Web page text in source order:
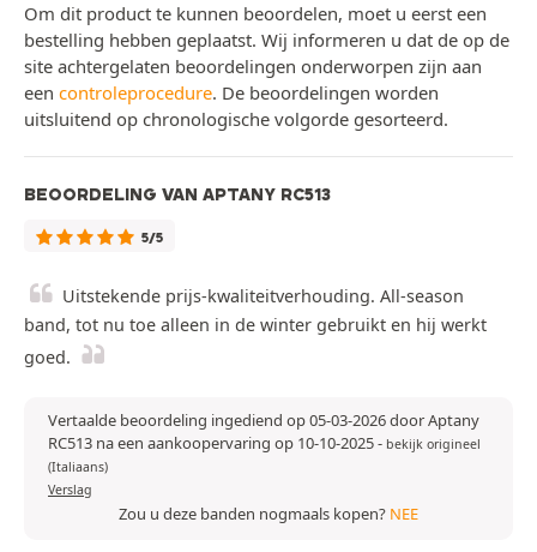
Om dit product te kunnen beoordelen, moet u eerst een
bestelling hebben geplaatst. Wij informeren u dat de op de
site achtergelaten beoordelingen onderworpen zijn aan
een controleprocedure. De beoordelingen worden
uitsluitend op chronologische volgorde gesorteerd.
BEOORDELING VAN APTANY RC513
5/5
Uitstekende prijs-kwaliteitverhouding. All-season
band, tot nu toe alleen in de winter gebruikt en hij werkt
goed.
Vertaalde beoordeling ingediend op 05-03-2026 door Aptany
RC513 na een aankoopervaring op 10-10-2025- bekijk origineel
(Italiaans)
Verslag
Zou u deze banden nogmaals kopen? NEE